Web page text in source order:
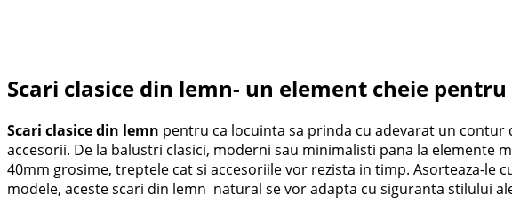
Scari clasice din lemn- un element cheie
Scari clasice din lemn pentru ca locuinta sa prinda cu adevarat un
accesorii. De la balustri clasici, moderni sau minimalisti pana la
40mm grosime, treptele cat si accesoriile vor rezista in timp. Asorteaza-le
modele, aceste scari din lemn natural se vor adapta cu siguranta stilului